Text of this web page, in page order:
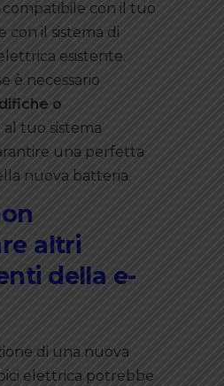
compatibile con il tuo
con il sistema di
esistente.
è necessario
o
al tuo sistema
una perfetta
nuova batteria.
altri
della e-
di una nuova
elettrica potrebbe